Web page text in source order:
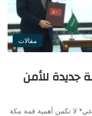
مقالات
للأمن
لا تكمن أهمية قمة مكة